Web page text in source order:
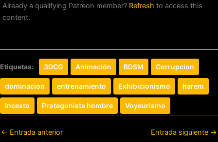
Already a qualifying Patreon member? Refresh to access this
content.
Etiquetas: 3DCG Animación BDSM Corrupcion
dominacion entrenamiento Exhibicionismo harem
Incesto Protagonista hombre Voyeurismo
← Entrada anterior Entrada siguiente →